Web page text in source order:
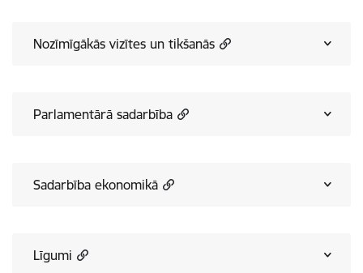
Nozīmīgākās vizītes un tikšanās
Parlamentārā sadarbība
Sadarbība ekonomikā
Līgumi